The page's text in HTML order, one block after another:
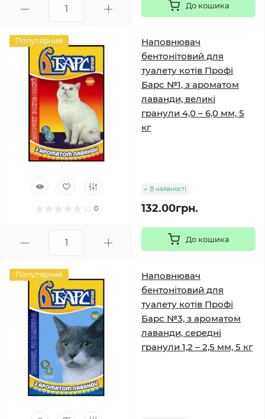
До кошика
Популярний
0
Наповнювач
бентонітовий для
туалету котів Профі
Барс №1, з ароматом
лаванди, великі
гранули 4,0 – 6,0 мм, 5
кг
В наявності
132.00грн.
До кошика
Популярний
Наповнювач
бентонітовий для
туалету котів Профі
Барс №3, з ароматом
лаванди, середні
гранули 1,2 – 2,5 мм, 5 кг